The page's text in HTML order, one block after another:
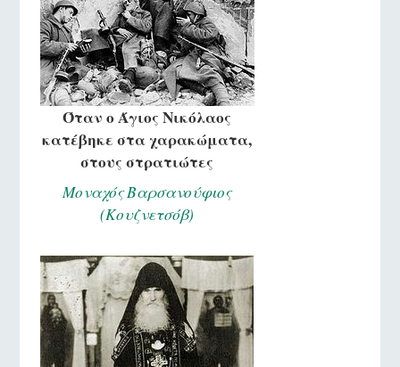
Όταν ο Άγιος Νικόλαος
κατέβηκε στα χαρακώματα,
στους στρατιώτες
Μοναχός Βαρσανούφιος
(Κουζνετσόβ)